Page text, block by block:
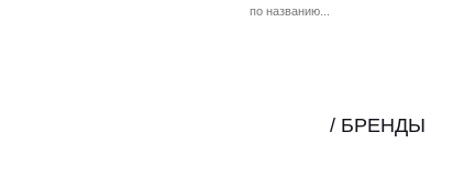
/ БРЕНДЫ